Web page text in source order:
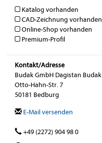
Katalog vorhanden
CAD-Zeichnung vorhanden
Online-Shop vorhanden
Premium-Profil
Kontakt/Adresse
Budak GmbH Dagistan Budak
Otto-Hahn-Str. 7
50181 Bedburg
E-Mail versenden
+49 (2272) 904 98 0